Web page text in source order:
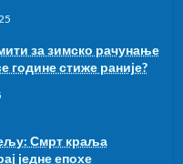
за зимско рачунање
године стиже раније?
Смрт краља
једне епохе